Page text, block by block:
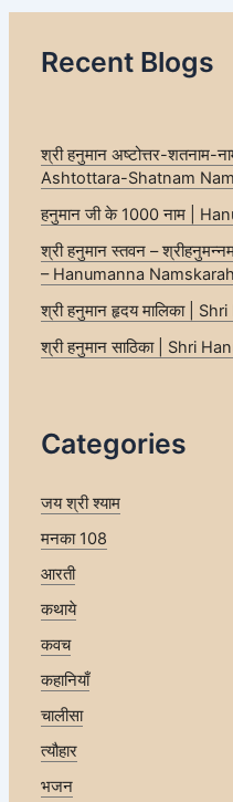
Recent Blogs
श्री हनुमान अष्टोत्तर-शतनाम-
Ashtottara-Shatnam
हनुमान जी के 1000 नाम |
श्री हनुमान स्तवन –
– Hanumanna Namskarah
श्री हनुमान हृदय मालिका |
श्री हनुमान साठिका | Shri
Categories
जय श्री श्याम
मनका 108
आरती
कथाये
कवच
कहानियाँ
चालीसा
त्यौहार
भजन